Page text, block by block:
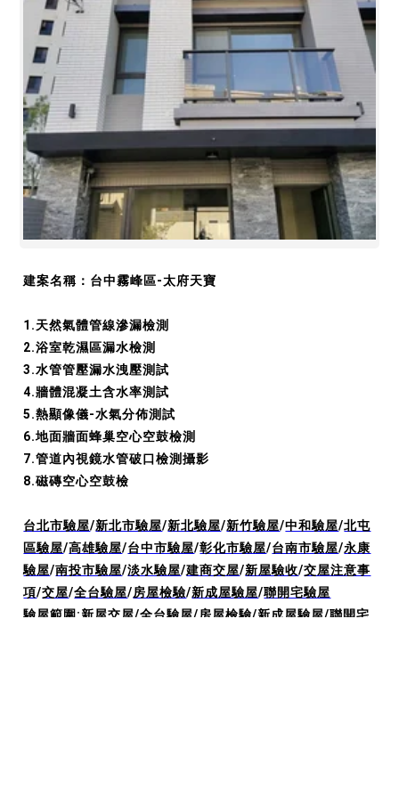
建案名稱：台中霧峰區-太府天寶
1.天然氣體管線滲漏檢測
2.浴室乾濕區漏水檢測
3.水管管壓漏水洩壓測試
4.牆體混凝土含水率測試
5.熱顯像儀-水氣分佈測試
6.地面牆面蜂巢空心空鼓檢測
7.管道內視鏡水管破口檢測攝影
8.磁磚空心空鼓檢
台北市驗屋/新北市驗屋/新北驗屋/新竹驗屋/中和驗屋/北屯
區驗屋/高雄驗屋/台中市驗屋/彰化市驗屋/台南市驗屋/永康
驗屋/南投市驗屋/淡水驗屋/建商交屋/新屋驗收/交屋注意事
項/交屋/全台驗屋/房屋檢驗/新成屋驗屋/聯開宅驗屋
驗屋範圍:新屋交屋/全台驗屋/房屋檢驗/新成屋驗屋/聯開宅